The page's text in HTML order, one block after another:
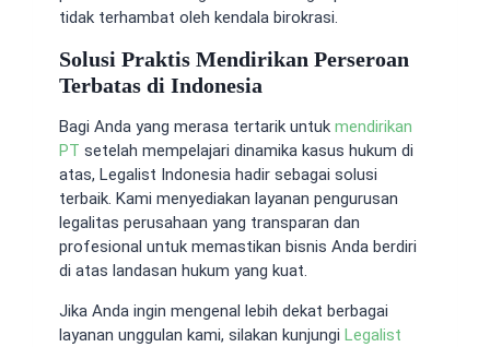
tidak terhambat oleh kendala birokrasi.
Solusi Praktis Mendirikan Perseroan
Terbatas di Indonesia
Bagi Anda yang merasa tertarik untuk mendirikan
PT setelah mempelajari dinamika kasus hukum di
atas, Legalist Indonesia hadir sebagai solusi
terbaik. Kami menyediakan layanan pengurusan
legalitas perusahaan yang transparan dan
profesional untuk memastikan bisnis Anda berdiri
di atas landasan hukum yang kuat.
Jika Anda ingin mengenal lebih dekat berbagai
layanan unggulan kami, silakan kunjungi Legalist